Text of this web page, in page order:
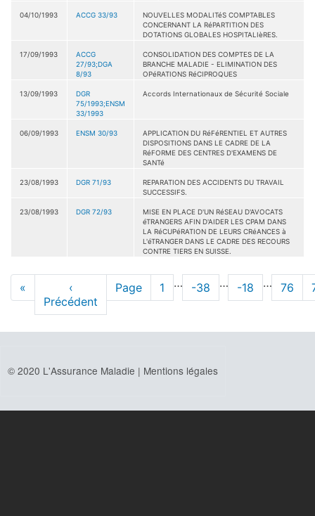
04/10/1993 ACCG 33/93
NOUVELLES MODALITéS COMPTABLES
CONCERNANT LA RéPARTITION DES
DOTATIONS GLOBALES HOSPITALIèRES.
17/09/1993
ACCG
27/93;DGA
8/93
CONSOLIDATION DES COMPTES DE LA
BRANCHE MALADIE - ELIMINATION DES
OPéRATIONS RéCIPROQUES
13/09/1993
DGR
75/1993;ENSM
33/1993
Accords Internationaux de Sécurité Sociale
06/09/1993 ENSM 30/93
APPLICATION DU RéFéRENTIEL ET AUTRES
DISPOSITIONS DANS LE CADRE DE LA
RéFORME DES CENTRES D'EXAMENS DE
SANTé
23/08/1993 DGR 71/93
REPARATION DES ACCIDENTS DU TRAVAIL
SUCCESSIFS.
23/08/1993 DGR 72/93
MISE EN PLACE D'UN RéSEAU D'AVOCATS
éTRANGERS AFIN D'AIDER LES CPAM DANS
LA RéCUPéRATION DE LEURS CRéANCES à
L'éTRANGER DANS LE CADRE DES RECOURS
CONTRE TIERS EN SUISSE.
Pagination
Première
page
«
Page
précédente
‹
Précédent
Page Page
1 … Page
-38 … Page
-18 … Page
76
© 2020 L'Assurance Maladie | Mentions légales